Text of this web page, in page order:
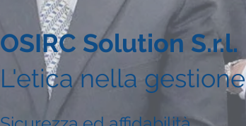
OSIRC Solution S.r.l.
L'etica nella